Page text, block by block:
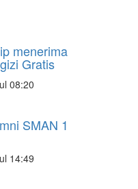
menerima
Gratis
08:20
SMAN 1
14:49